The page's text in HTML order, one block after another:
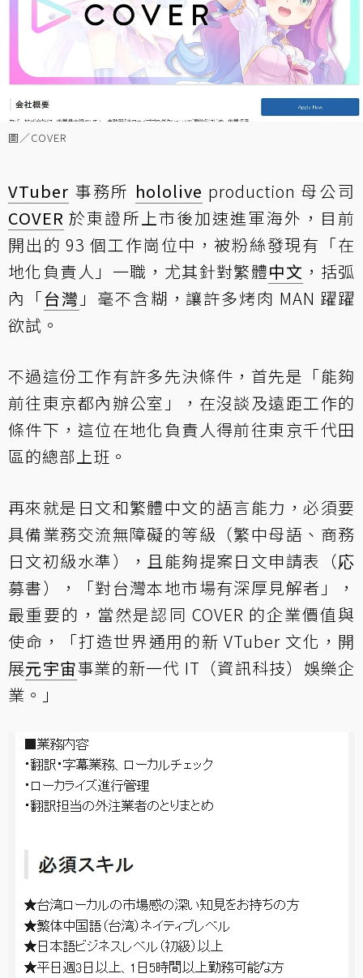
圖／COVER
VTuber 事務所 hololive production 母公司
COVER 於東證所上市後加速進軍海外，目前
開出的 93 個工作崗位中，被粉絲發現有「在
地化負責人」一職，尤其針對繁體中文 ，括弧
內「台灣 」毫不含糊，讓許多烤肉 MAN 躍躍
欲試。
不過這份工作有許多先決條件，首先是「能夠
前往東京都內辦公室」，在沒談及遠距工作的
條件下，這位在地化負責人得前往東京千代田
區的總部上班。
再來就是日文和繁體中文的語言能力，必須要
具備業務交流無障礙的等級（繁中母語、商務
日文初級水準），且能夠提案日文申請表（応
募書），「對台灣本地市場有深厚見解者」，
最重要的，當然是認同 COVER 的企業價值與
使命，「打造世界通用的新 VTuber 文化，開
展元宇宙事業的新一代 IT（資訊科技）娛樂企
業。」